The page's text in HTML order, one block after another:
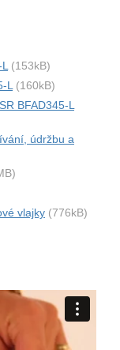
(153kB)
L (160kB)
BFAD345-L
údržbu a
vlajky (776kB)